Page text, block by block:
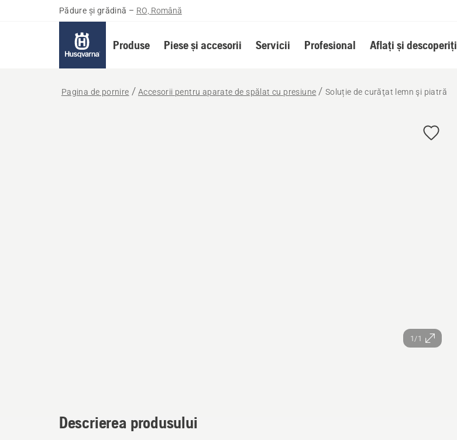
Pădure și grădină – RO, Română
Produse Piese și accesorii Servicii Profesional Aflați și descoperiți
Pagina de pornire Accesorii pentru aparate de spălat cu presiune Soluție de curăţat lemn şi piatră
1/1
Descrierea produsului